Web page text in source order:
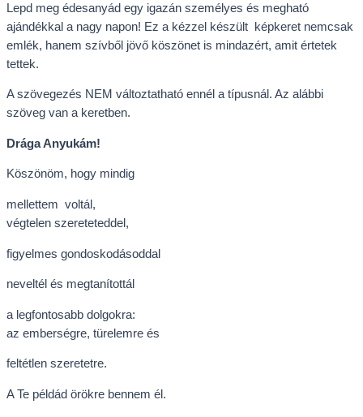
Lepd meg édesanyád egy igazán személyes és megható
ajándékkal a nagy napon! Ez a kézzel készült képkeret nemcsak
emlék, hanem szívből jövő köszönet is mindazért, amit értetek
tettek.
A szövegezés NEM változtatható ennél a típusnál. Az alábbi
szöveg van a keretben.
Drága Anyukám!
Köszönöm, hogy mindig
mellettem voltál,
végtelen szereteteddel,
figyelmes gondoskodásoddal
neveltél és megtanítottál
a legfontosabb dolgokra:
az emberségre, türelemre és
feltétlen szeretetre.
A Te példád örökre bennem él.